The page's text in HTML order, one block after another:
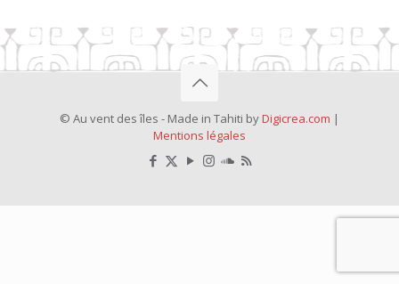
© Au vent des îles - Made in Tahiti byDigicrea.com |
Mentions légales